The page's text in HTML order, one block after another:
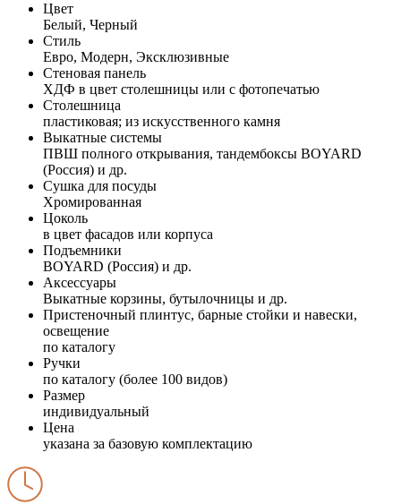
Цвет
Белый, Черный
Стиль
Евро, Модерн, Эксклюзивные
Стеновая панель
ХДФ в цвет столешницы или с фотопечатью
Столешница
пластиковая; из искусственного камня
Выкатные системы
ПВШ полного открывания, тандембоксы BOYARD
(Россия) и др.
Сушка для посуды
Хромированная
Цоколь
в цвет фасадов или корпуса
Подъемники
BOYARD (Россия) и др.
Аксессуары
Выкатные корзины, бутылочницы и др.
Пристеночный плинтус, барные стойки и навески,
освещение
по каталогу
Ручки
по каталогу (более 100 видов)
Размер
индивидуальный
Цена
указана за базовую комплектацию